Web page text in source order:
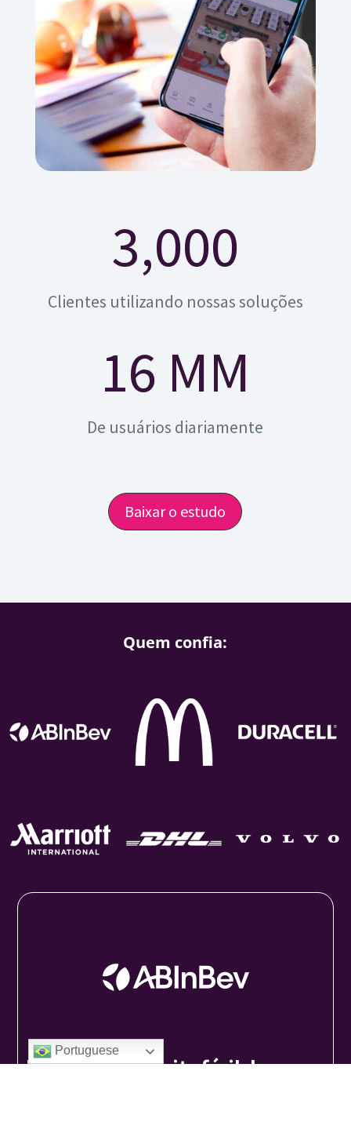
3,000
Clientes utilizando nossas soluções
16 MM
De usuários diariamente
Baixar o estudo
Quem confia:
"O software é muito fácil de usar e,
Portuguese